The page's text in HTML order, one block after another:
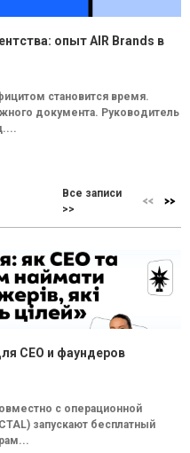
опыт AIR Brands в
становится время.
документа. Руководитель
Все записи
>>
CEO и фаундеров
с операционной
запускают бесплатный